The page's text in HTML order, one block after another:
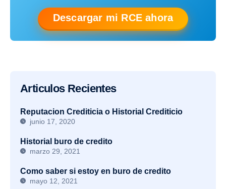
Descargar mi RCE ahora
Articulos Recientes
Reputacion Crediticia o Historial Crediticio
junio 17, 2020
Historial buro de credito
marzo 29, 2021
Como saber si estoy en buro de credito
mayo 12, 2021